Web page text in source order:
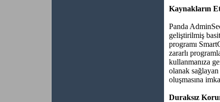
Kaynakların
Panda
geliştirilmiş
programı
zararlı
kullanmanıza
olanak
oluşmasına
Duraksız